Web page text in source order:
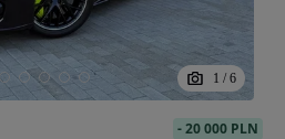
1 / 6
-20 000 PLN